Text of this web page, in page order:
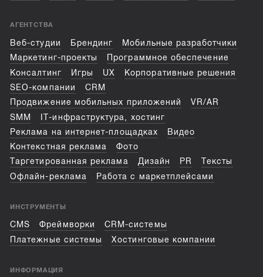
АГЕНТСТВА
Веб-студии Брендинг
Мобильные разработчики
Маркетинг-проекты
Программное обеспечение
Консалтинг
Игры UX
Корпоративные решения
SEO-компании
CRM
Продвижение мобильных приложений
VR/AR
SMM
IT-инфраструктура, хостинг
Реклама на интернет-площадках
Видео
Контекстная реклама
Фото
Таргетированная реклама
Дизайн PR
Тексты
Офлайн-реклама
Работа с маркетплейсами
ИНСТРУМЕНТЫ
CMS Фреймворки
CRM-системы
Платежные системы
Хостинговые компании
ИНФОРМАЦИЯ